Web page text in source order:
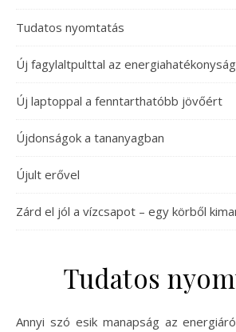
Tudatos nyomtatás
Új fagylaltpulttal az
Új laptoppal a fenntarthatóbb jövőért
Újdonságok a tananyagban
Újult erővel
Zárd el jól a vízcsapot – egy körből
Tudatos
Annyi szó esik manapság az energiáról, hogy lassan már